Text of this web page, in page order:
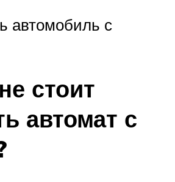
автомобиль с
стоит
автомат с